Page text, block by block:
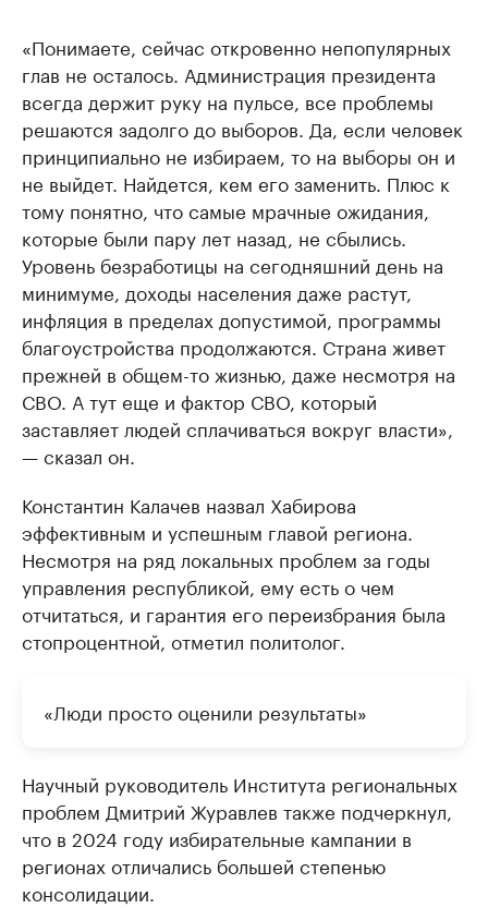
«Понимаете, сейчас откровенно непопулярных
глав не осталось. Администрация президента
всегда держит руку на пульсе, все проблемы
решаются задолго до выборов. Да, если человек
принципиально не избираем, то на выборы он и
не выйдет. Найдется, кем его заменить. Плюс к
тому понятно, что самые мрачные ожидания,
которые были пару лет назад, не сбылись.
Уровень безработицы на сегодняшний день на
минимуме, доходы населения даже растут,
инфляция в пределах допустимой, программы
благоустройства продолжаются. Страна живет
прежней в общем-то жизнью, даже несмотря на
СВО. А тут еще и фактор СВО, который
заставляет людей сплачиваться вокруг власти»,
— сказал он.
Константин Калачев назвал Хабирова
эффективным и успешным главой региона.
Несмотря на ряд локальных проблем за годы
управления республикой, ему есть о чем
отчитаться, и гарантия его переизбрания была
стопроцентной, отметил политолог.
«Люди просто оценили результаты»
Научный руководитель Института региональных
проблем Дмитрий Журавлев также подчеркнул,
что в 2024 году избирательные кампании в
регионах отличались большей степенью
консолидации.